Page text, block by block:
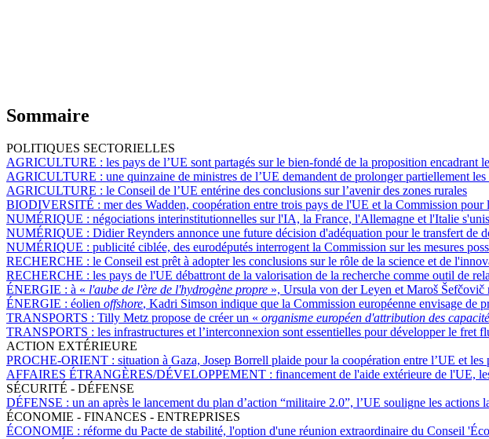
Sommaire
POLITIQUES SECTORIELLES
AGRICULTURE : les pays de l’UE sont partagés sur le bien-fondé de la proposition encadrant
AGRICULTURE : une quinzaine de ministres de l’UE demandent de prolonger partiellement
AGRICULTURE : le Conseil de l’UE entérine des conclusions sur l’avenir des zones rurales
BIODIVERSITÉ : mer des Wadden, coopération entre trois pays de l'UE et la Commission
NUMÉRIQUE : négociations interinstitutionnelles sur l'IA, la France, l'Allemagne et l'Italie
NUMÉRIQUE : Didier Reynders annonce une future décision d'adéquation pour le transfert de
NUMÉRIQUE : publicité ciblée, des eurodéputés interrogent la Commission sur les mesures
RECHERCHE : le Conseil est prêt à adopter les conclusions sur le rôle de la science et de
RECHERCHE : les pays de l'UE débattront de la valorisation de la recherche comme outil de
ÉNERGIE : à « l'aube de l'ère de l'hydrogène propre », Ursula von der Leyen et Maroš Šefčovič
ÉNERGIE : éolien offshore, Kadri Simson indique que la Commission européenne envisage de
TRANSPORTS : Tilly Metz propose de créer un « organisme européen d'attribution des
TRANSPORTS : les infrastructures et l’interconnexion sont essentielles pour développer le fret
ACTION EXTÉRIEURE
PROCHE-ORIENT : situation à Gaza, Josep Borrell plaide pour la coopération entre l’UE et les
AFFAIRES ÉTRANGÈRES/DÉVELOPPEMENT : financement de l'aide extérieure de l'UE,
SÉCURITÉ - DÉFENSE
DÉFENSE : un an après le lancement du plan d’action “militaire 2.0”, l’UE souligne les
ÉCONOMIE - FINANCES - ENTREPRISES
ÉCONOMIE : réforme du Pacte de stabilité, l'option d'une réunion extraordinaire du Conseil